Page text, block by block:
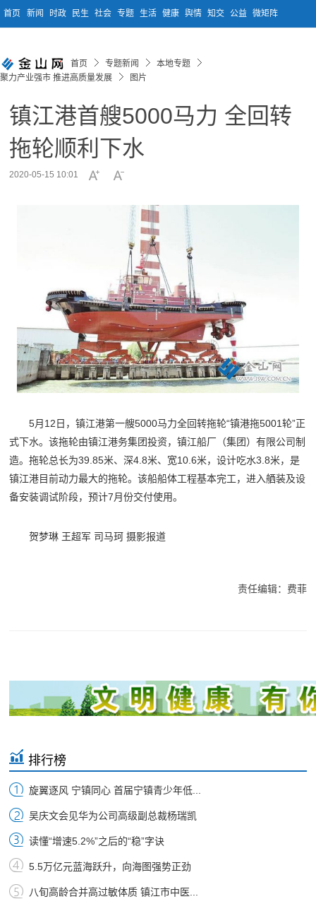
首页 新闻 时政 民生 社会 专题 生活 健康 舆情 知交 公益 微矩阵
首页 专题新闻
本地专题
聚力产业强市 推进高质量发展
图片
镇江港首艘5000马力 全回转
拖轮顺利下水
2020-05-15 10:01
5月12日，镇江港第一艘5000马力全回转拖轮“镇港拖5001轮”正
式下水。该拖轮由镇江港务集团投资，镇江船厂（集团）有限公司制
造。拖轮总长为39.85米、深4.8米、宽10.6米，设计吃水3.8米，是
镇江港目前动力最大的拖轮。该船船体工程基本完工，进入舾装及设
备安装调试阶段，预计7月份交付使用。
贺梦琳 王超军 司马珂 摄影报道
责任编辑：费菲
排行榜
旋翼逐风 宁镇同心 首届宁镇青少年低...
吴庆文会见华为公司高级副总裁杨瑞凯
读懂“增速5.2%”之后的“稳”字诀
5.5万亿元蓝海跃升，向海图强势正劲
八旬高龄合并高过敏体质 镇江市中医...